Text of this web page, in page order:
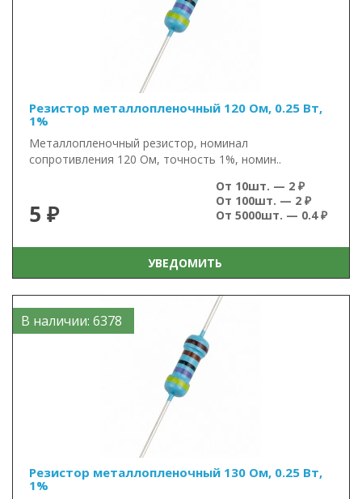
Резистор металлопленочный 120 Ом, 0.25 Вт,
1%
Металлопленочный резистор, номинал
сопротивления 120 Ом, точность 1%, номин..
5 ₽
От 10шт. — 2 ₽
От 100шт. — 2 ₽
От 5000шт. — 0.4 ₽
УВЕДОМИТЬ
В наличии: 6378
Резистор металлопленочный 130 Ом, 0.25 Вт,
1%